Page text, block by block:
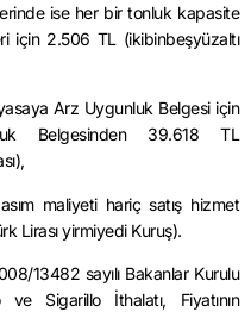
ise her bir tonluk kapasite
için 2.506 TL (ikibinbeşyüzaltı
Arz Uygunluk Belgesi için
Belgesinden 39.618 TL
maliyeti hariç satış hizmet
Lirası yirmiyedi Kuruş).
13482 sayılı Bakanlar Kurulu
Sigarillo İthalatı, Fiyatının